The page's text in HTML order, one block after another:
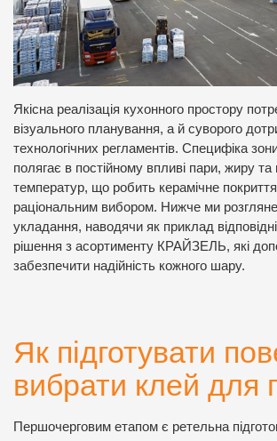
Якісна реалізація кухонного простору
візуального планування, а й суворого
технологічних регламентів. Специфіка
полягає в постійному впливі пари, жиру та
температур, що робить керамічне
раціональним вибором. Нижче ми
укладання, наводячи як приклад відповідні
рішення з асортименту КРАЙЗЕЛЬ, які
забезпечити надійність кожного шару.
Як підготувати
вибрати клей для
Першочерговим етапом є ретельна